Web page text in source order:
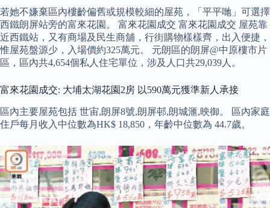
若她不嫌棄區內樓齡偏舊或規模較細的屋苑，「平平哋」可選擇
西鐵朗屏站旁的富來花園。 富來花園成交 富來花園成交 屋苑靠
近西鐵站，又有商場及民生商舖，行街購物樣樣齊，出入便捷，
惟屋苑盤源少，入場價約325萬元。 元朗區的朗屏@中原樓市片
區，區內共4,654個私人住宅單位，涉及人口共29,039人。
富來花園成交: 大埔太湖花園2房 以590萬元獲準新人承接
區內主要屋苑包括 世宙,朗屏8號,朗屏邨,朗城滙,映御。 區內家庭
住戶每月收入中位數為HK$ 18,850，年齡中位數為 44.7歲。